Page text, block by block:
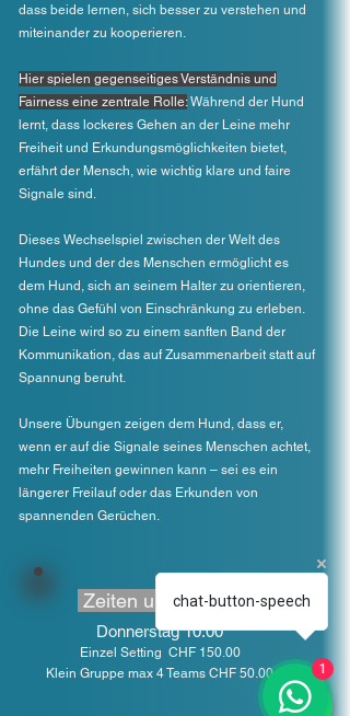
dass beide lernen, sich besser zu verstehen und
miteinander zu kooperieren.
Hier spielen gegenseitiges Verständnis und
Fairness eine zentrale Rolle:Während der Hund
lernt, dass lockeres Gehen an der Leine mehr
Freiheit und Erkundungsmöglichkeiten bietet,
erfährt der Mensch, wie wichtig klare und faire
Signale sind.
Dieses Wechselspiel zwischen der Welt des
Hundes und der des Menschen ermöglicht es
dem Hund, sich an seinem Halter zu orientieren,
ohne das Gefühl von Einschränkung zu erleben.
Die Leine wird so zu einem sanften Band der
Kommunikation, das auf Zusammenarbeit statt auf
Spannung beruht.
Unsere Übungen zeigen dem Hund, dass er,
wenn er auf die Signale seines Menschen achtet,
mehr Freiheiten gewinnen kann – sei es ein
längerer Freilauf oder das Erkunden von
spannenden Gerüchen.
Zeiten und Preise
Donnerstag 10.00
Einzel Setting CHF 150.00
Klein Gruppe max 4 Teams CHF 50.00
chat-button-speech
1